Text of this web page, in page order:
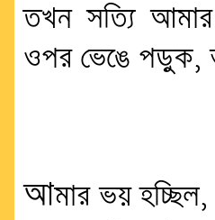
তখন সত্যি আমার
ওপর ভেঙে পড়ুক,
আমার ভয়